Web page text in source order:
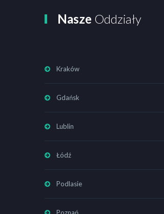
Nasze Oddziały
Kraków
Gdańsk
Lublin
Łódź
Podlasie